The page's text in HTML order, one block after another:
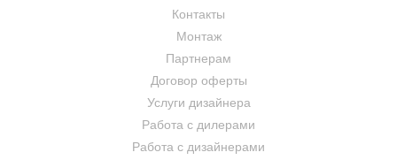
Контакты
Монтаж
Партнерам
Договор оферты
Услуги дизайнера
Работа с дилерами
Работа с дизайнерами